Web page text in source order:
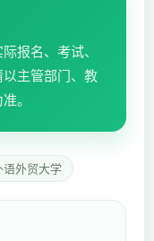
报名、考试、
主管部门、教
。
语外贸大学